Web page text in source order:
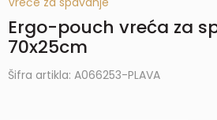
Ergo-pouch vreća za
70x25cm
Šifra artikla: A066253-PLAVA